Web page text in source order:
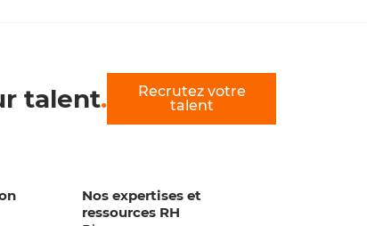
talent.
Recrutez votre
talent
Nos expertises et
ressources RH